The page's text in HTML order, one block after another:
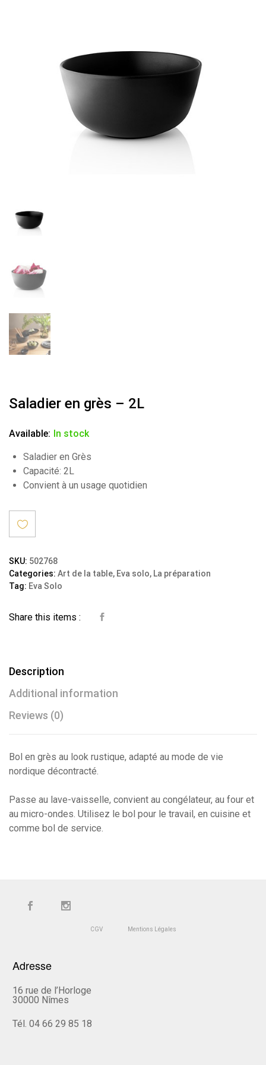
Saladier en grès – 2L
Available: In stock
Saladier en Grès
Capacité: 2L
Convient à un usage quotidien
er à la
wishli
SKU: 502768
Categories: Art de la table, Eva solo, La préparation
Tag: Eva Solo
Share this items :
Description
Additional information
Reviews (0)
Bol en grès au look rustique, adapté au mode de vie
nordique décontracté.
Passe au lave-vaisselle, convient au congélateur, au four et
au micro-ondes. Utilisez le bol pour le travail, en cuisine et
comme bol de service.
CGV Mentions Légales
Adresse
16 rue de l’Horloge
30000 Nîmes
Tél. 04 66 29 85 18